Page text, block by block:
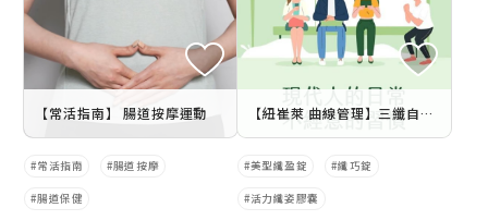
【常活指南】 腸道按摩運動
常活指南 腸道按摩
腸道保健
【紐崔萊 曲線管理】三纖自然代謝快
美型纖盈錠 纖巧錠
活力纖姿膠囊